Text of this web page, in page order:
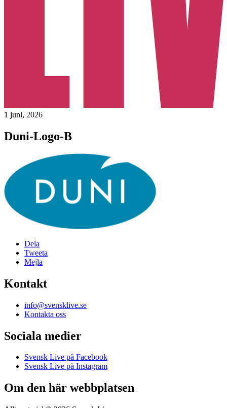
1 juni, 2026
Duni-Logo-B
Dela
Tweeta
Mejla
Kontakt
info@svensklive.se
Kontakta oss
Sociala medier
Svensk Live på Facebook
Svensk Live på Instagram
Om den här webbplatsen